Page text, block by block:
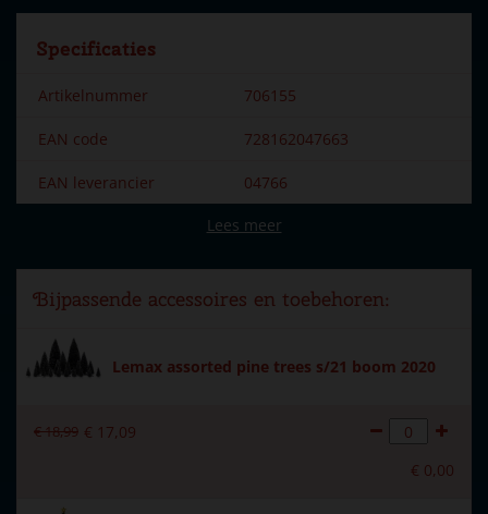
Specificaties
Artikelnummer 706155
EAN code 728162047663
EAN leverancier 04766
Lemax
Dorpsnaam Sugar 'n' Spice
Locatie 103-F
Soort Accessoires
Met verlichting
Lees meer
Bijpassende accessoires en toebehoren:
Lemax assorted pine trees s/21 boom 2020
€18,99 € 17,09
€ 0,00